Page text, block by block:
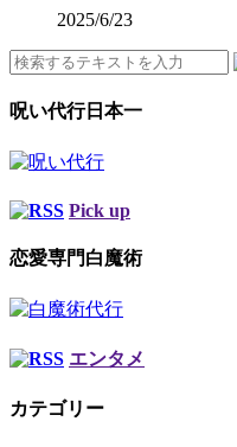
2025/6/23
呪い代行日本一
Pick up
恋愛専門白魔術
エンタメ
カテゴリー